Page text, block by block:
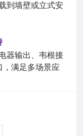
到墙壁或立式安
器输出、韦根接
满足多场景应